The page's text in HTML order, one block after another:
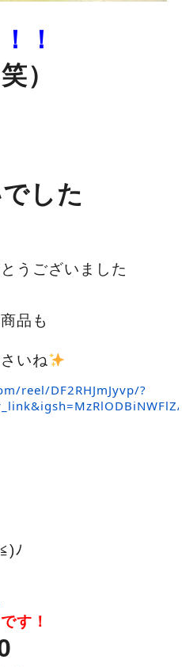
！
）
した
うございました
品も
いね
reel/DF2RHJmJyvp/?
ﾉ
す！